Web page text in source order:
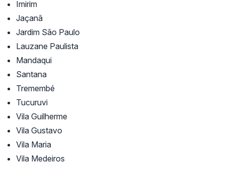
Imirim
Jaçanã
Jardim São Paulo
Lauzane Paulista
Mandaqui
Santana
Tremembé
Tucuruvi
Vila Guilherme
Vila Gustavo
Vila Maria
Vila Medeiros